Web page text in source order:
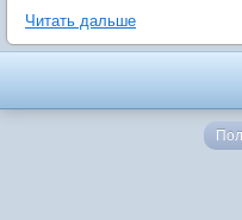
Читать дальше